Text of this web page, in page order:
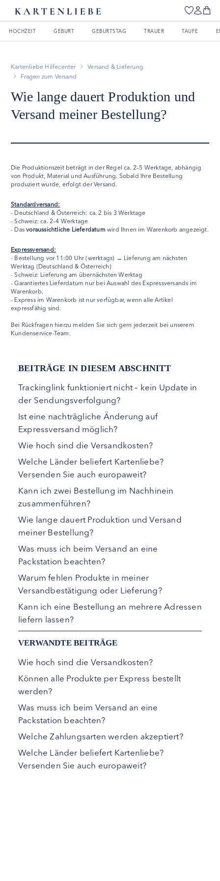
HOCHZEIT GEBURT GEBURTSTAG TRAUER TAUFE
Kartenliebe Hilfecenter
Versand & Lieferung
Fragen zum Versand
Wie lange dauert Produktion und
Versand meiner Bestellung?
Die Produktionszeit beträgt in der Regel ca. 2–5 Werktage, abhängig
von Produkt, Material und Ausführung. Sobald Ihre Bestellung
produziert wurde, erfolgt der Versand.
Standardversand:
- Deutschland & Österreich: ca. 2 bis 3 Werktage
- Schweiz: ca. 2–4 Werktage
- Dasvoraussichtliche Lieferdatum wird Ihnen im Warenkorb angezeigt.
Expressversand:
- Bestellung vor 11:00 Uhr (werktags) → Lieferung am nächsten
Werktag (Deutschland & Österreich)
- Schweiz: Lieferung am übernächsten Werktag
- Garantiertes Lieferdatum nur bei Auswahl des Expressversands im
Warenkorb.
- Express im Warenkorb ist nur verfügbar, wenn alle Artikel
expressfähig sind.
Bei Rückfragen hierzu melden Sie sich gern jederzeit bei unserem
Kundenservice-Team.
BEITRÄGE IN DIESEM ABSCHNITT
Trackinglink funktioniert nicht – kein Update in
der Sendungsverfolgung?
Ist eine nachträgliche Änderung auf
Expressversand möglich?
Wie hoch sind die Versandkosten?
Welche Länder beliefert Kartenliebe?
Versenden Sie auch europaweit?
Kann ich zwei Bestellung im Nachhinein
zusammenführen?
Wie lange dauert Produktion und Versand
meiner Bestellung?
Was muss ich beim Versand an eine
Packstation beachten?
Warum fehlen Produkte in meiner
Versandbestätigung oder Lieferung?
Kann ich eine Bestellung an mehrere Adressen
liefern lassen?
VERWANDTE BEITRÄGE
Wie hoch sind die Versandkosten?
Können alle Produkte per Express bestellt
werden?
Was muss ich beim Versand an eine
Packstation beachten?
Welche Zahlungsarten werden akzeptiert?
Welche Länder beliefert Kartenliebe?
Versenden Sie auch europaweit?